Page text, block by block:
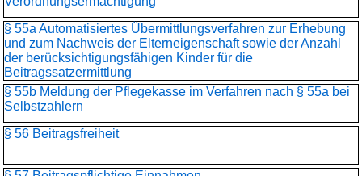
§ 55a Automatisiertes Übermittlungsverfahren zur Erhebung
und zum Nachweis der Elterneigenschaft sowie der Anzahl
der berücksichtigungsfähigen Kinder für die
Beitragssatzermittlung
§ 55b Meldung der Pflegekasse im Verfahren nach § 55a bei
Selbstzahlern
§ 56 Beitragsfreiheit